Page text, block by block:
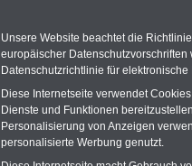
dem Beschluss des
wird (wahrscheinlich im
Broschüre
Meldung
Unsere Website beachtet die
europäischer
Datenschutzrichtlinie für
Diese Internetseite verwendet
Dienste und Funktionen
Personalisierung von Anzeigen
personalisierte Werbung genutzt.